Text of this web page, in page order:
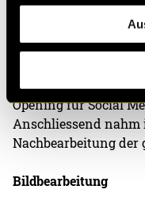
Nach dem Event
und erstellte
stärksten
ich dem Kunden
sodass erste Bilder
Opening für Social
Anschliessend
Nachbearbeitung der
Bildbearbeitung